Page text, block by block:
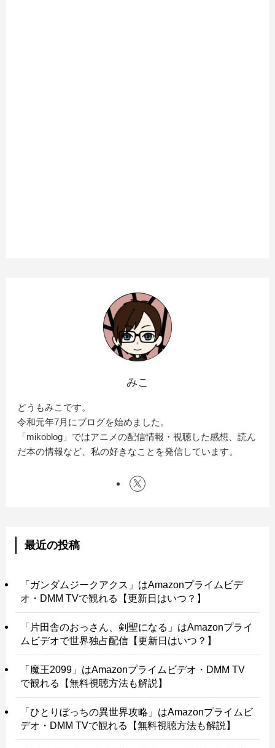
みこ
どうもみこです。
令和元年7月にブログを始めました。
「mikoblog」ではアニメの配信情報・視聴した感想、読ん
だ本の情報など、私の好きなことを発信しています。
最近の投稿
「ガンダムジークアクス」はAmazonプライムビデ
オ・DMM TVで観れる【更新日はいつ？】
「片田舎のおっさん、剣聖になる」はAmazonプライ
ムビデオで世界独占配信【更新日はいつ？】
「魔王2099」はAmazonプライムビデオ・DMM TV
で観れる【無料視聴方法も解説】
「ひとりぼっちの異世界攻略」はAmazonプライムビ
デオ・DMM TVで観れる【無料視聴方法も解説】